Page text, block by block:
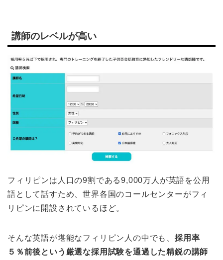
講師のレベルが高い
フィリピンは人口の9割である9,000万人が英語を公用
語として話すため、世界各国のコールセンターがフィ
リピンに開設されているほど。
そんな英語が堪能なフィリピン人の中でも、 採用率
５％前後という厳選な採用試験を通過した精鋭の講師